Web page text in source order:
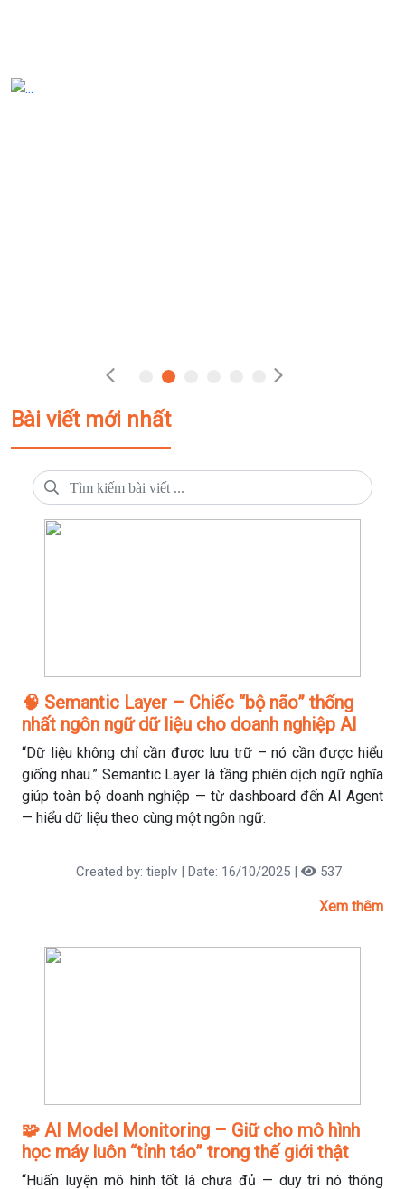
Bài viết mới nhất
🧠 Semantic Layer – Chiếc “bộ não” thống
nhất ngôn ngữ dữ liệu cho doanh nghiệp AI
“Dữ liệu không chỉ cần được lưu trữ – nó cần được hiểu
giống nhau.” Semantic Layer là tầng phiên dịch ngữ nghĩa
giúp toàn bộ doanh nghiệp — từ dashboard đến AI Agent
— hiểu dữ liệu theo cùng một ngôn ngữ.
Created by: tieplv | Date: 16/10/2025 | 537
Xem thêm
🧩 AI Model Monitoring – Giữ cho mô hình
học máy luôn “tỉnh táo” trong thế giới thật
“Huấn luyện mô hình tốt là chưa đủ — duy trì nó thông